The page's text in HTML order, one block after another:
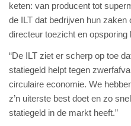
keten: van producent tot
de ILT dat bedrijven hun zaken
directeur toezicht en opsporing
“De ILT ziet er scherp op toe
statiegeld helpt tegen
circulaire economie. We
z’n uiterste best doet en zo
statiegeld in de markt heeft.”